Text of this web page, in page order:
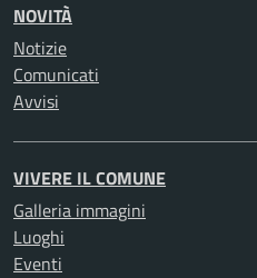
NOVITÀ
Notizie
Comunicati
Avvisi
VIVERE IL COMUNE
Galleria immagini
Luoghi
Eventi